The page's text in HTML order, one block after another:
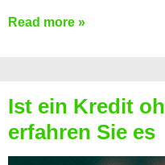
Kreditkarte
Prepaid
ist
nicht
Read more »
Ist ein Kredit
erfahren Sie es